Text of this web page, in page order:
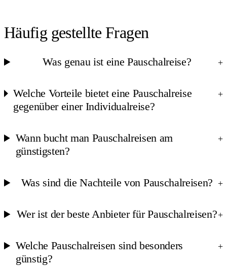
Häufig gestellte Fragen
Was genau ist eine Pauschalreise? +
Welche Vorteile bietet eine Pauschalreise
gegenüber einer Individualreise?
+
Wann bucht man Pauschalreisen am
günstigsten?
+
Was sind die Nachteile von Pauschalreisen? +
Wer ist der beste Anbieter für Pauschalreisen?+
Welche Pauschalreisen sind besonders
günstig?
+